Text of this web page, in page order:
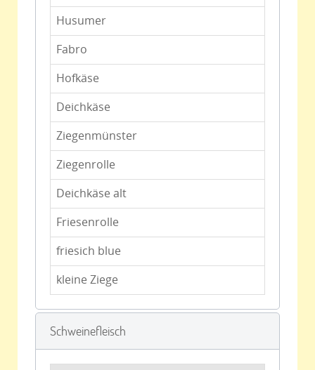
Husumer
Fabro
Hofkäse
Deichkäse
Ziegenmünster
Ziegenrolle
Deichkäse alt
Friesenrolle
friesich blue
kleine Ziege
Schweinefleisch